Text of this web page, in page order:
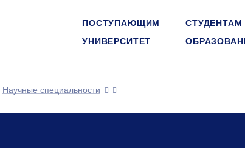
ПОСТУПАЮЩИМ
СТУДЕНТАМ
УНИВЕРСИТЕТ
Научные специальности